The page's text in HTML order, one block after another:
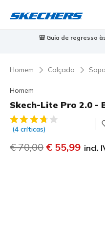
Skechers VIP: 45 dias de
Homem Calçado
Homem
Skech-Lite Pro 2.0 -
4 de 5 – Classificação do
(4 críticas)
Preço com desconto
€ 70,00 para
€ 55,99 incl.